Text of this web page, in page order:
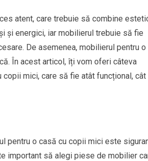
atent, care trebuie să combine
și energici, iar mobilierul trebuie să fie
De asemenea, mobilierul pentru o
În acest articol, îți vom oferi câteva
mici, care să fie atât funcțional, cât
pentru o casă cu copii mici este
important să alegi piese de mobilier